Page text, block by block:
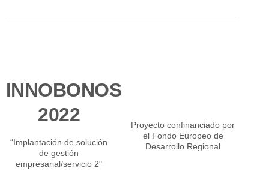
INNOBONOS
2022
“Implantación de solución
de gestión
empresarial/servicio 2"
Proyecto confinanciado por
el Fondo Europeo de
Desarrollo Regional